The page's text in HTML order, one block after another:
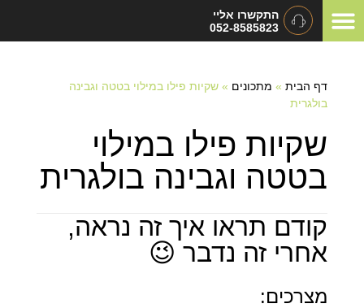
התקשרו אליי
052-8585823
דף הבית» מתכונים » שקיות פילו במילוי בטטה וגבינה
בולגרית
שקיות פילו במילוי
בטטה וגבינה בולגרית
קודם תראו איך זה נראה,
אחרי זה נדבר 😉
מצרכים: